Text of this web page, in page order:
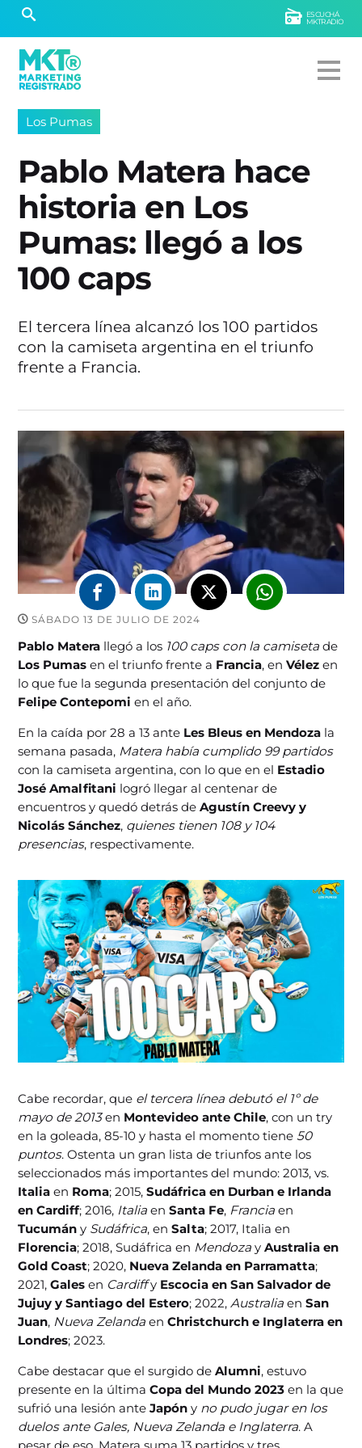
ESCUCHÁ
MKTRADIO
Los Pumas
Pablo Matera hace
historia en Los
Pumas: llegó a los
100 caps
El tercera línea alcanzó los 100 partidos
con la camiseta argentina en el triunfo
frente a Francia.
SÁBADO 13 DE JULIO DE 2024
Pablo Matera llegó a los 100 caps con la camisetade
Los Pumas en el triunfo frente a Francia, enVélez en
lo que fue la segunda presentación del conjunto de
Felipe Contepomi en el año.
En la caída por 28 a 13 ante Les Bleus en Mendoza la
semana pasada, Matera había cumplido 99 partidos
con la camiseta argentina, con lo que en el Estadio
José Amalfitani logró llegar al centenar de
encuentros y quedó detrás deAgustín Creevy y
Nicolás Sánchez, quienes tienen 108 y 104
presencias, respectivamente.
Cabe recordar, que el tercera línea debutó el 1º de
mayo de 2013en Montevideo ante Chile, con un try
en la goleada, 85-10 y hasta el momento tiene50
puntos. Ostenta un gran lista de triunfos ante los
seleccionados más importantes del mundo: 2013, vs.
Italia en Roma; 2015,Sudáfrica en Durban e Irlanda
en Cardiff; 2016, Italia enSanta Fe, Francia en
Tucumán y Sudáfrica, enSalta; 2017, Italia en
Florencia; 2018, Sudáfrica en MendozayAustralia en
Gold Coast; 2020, Nueva Zelanda en Parramatta;
2021,Gales en Cardiffy Escocia en San Salvador de
Jujuy y Santiago del Estero; 2022,Australia enSan
Juan, Nueva Zelanda enChristchurch e Inglaterra en
Londres; 2023.
Cabe destacar que el surgido deAlumni, estuvo
presente en la últimaCopa del Mundo 2023 en la que
sufrió una lesión anteJapón y no pudo jugar en los
duelos ante Gales, Nueva Zelanda e Inglaterra. A